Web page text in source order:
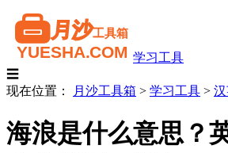
学习工具
☰
现在位置：
月沙工具箱 > 学习工具 >
海浪是什么意思？